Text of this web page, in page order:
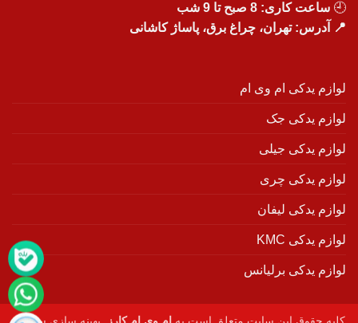
🕘 ساعت کاری: 8 صبح تا 9 شب
📍 آدرس: تهران، چراغ برق، پاساژ کاشانی
لوازم یدکی ام وی ام
لوازم یدکی جک
لوازم یدکی جیلی
لوازم یدکی چری
لوازم یدکی لیفان
لوازم یدکی KMC
لوازم یدکی برلیانس